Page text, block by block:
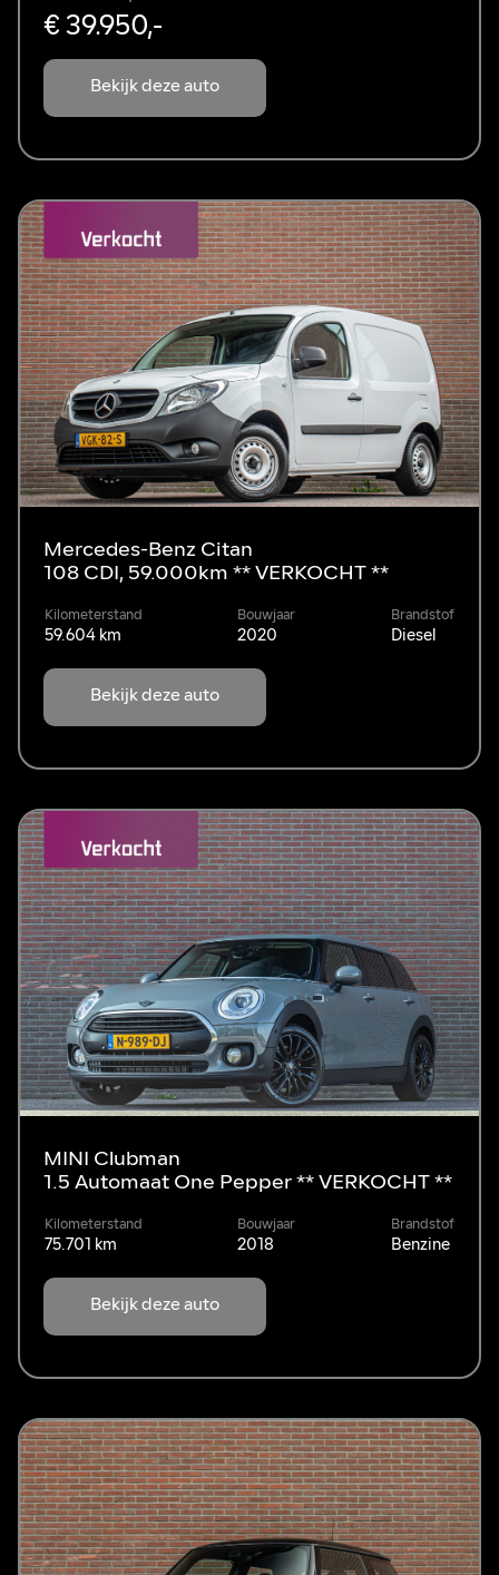
Bekijk deze auto
€ 39.950,-
Mercedes-Benz Citan
108 CDI, 59.000km ** VERKOCHT **
Kilometerstand
59.604 km
Bouwjaar
2020
Brandstof
Diesel
Bekijk deze auto
MINI Clubman
1.5 Automaat One Pepper ** VERKOCHT **
Kilometerstand
75.701 km
Bouwjaar
2018
Brandstof
Benzine
Bekijk deze auto